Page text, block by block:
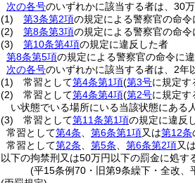
次の各号のいずれかに該当する者は、30
(1)
第3条第2項の規定による警察官の命
(2)
第8条第3項の規定による警察官の命
(3)
第10条第4項の規定に違反した者
第8条第5項の規定による警察官の命令に
次の各号のいずれかに該当する者は、2年
(1)
常習として第4条第1項(第3号に規定す
(2)
常習として第4条第4項(第2号に規定す
い状態でいる場所にいる当該状態にある
(3)
常習として第11条第1項の規定に違反
常習として第4条 第6条第1項又は第12条
常習として第2条 第5条 第6条第2項又は
以下の拘禁刑又は50万円以下の罰金に処す
(平15条例70・旧第9条繰下・全改